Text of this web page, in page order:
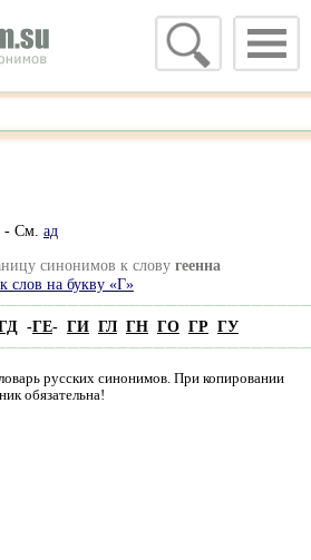
- См. ад
синонимов к слову геенна
слов на букву «Г»
-ГЕ- ГИ ГЛ ГН ГО ГР ГУ
русских синонимов. При копировании
обязательна!